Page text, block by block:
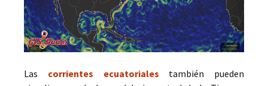
Las corrientes ecuatoriales
también pueden